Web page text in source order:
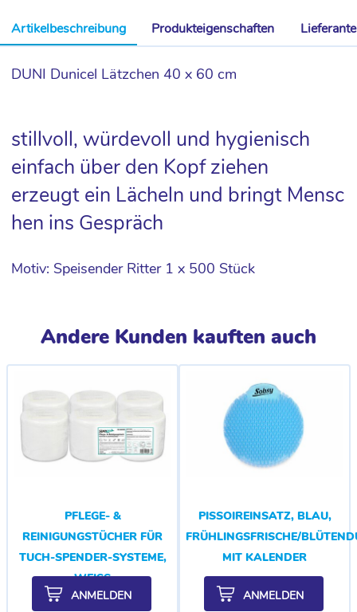
Artikelbeschreibung Produkteigenschaften
DUNI Dunicel Lätzchen 40 x 60 cm
stillvoll, würdevoll und hygienisch
einfach über den Kopf ziehen
erzeugt ein Lächeln und bringt Mensc
hen ins Gespräch
Motiv: Speisender Ritter 1 x 500 Stück
Andere Kunden kauften auch
PFLEGE- &
REINIGUNGSTÜCHER FÜR
TUCH-SPENDER-SYSTEME,
WEISS
ANMELDEN
PISSOIREINSATZ, BLAU,
FRÜHLINGSFRISCHE/
MIT KALENDER
ANMELDEN